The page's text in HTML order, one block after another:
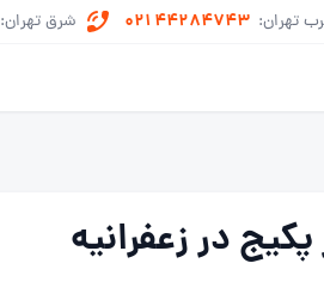
تهران: 021 44284743 شرق تهران:
در زعفرانیه